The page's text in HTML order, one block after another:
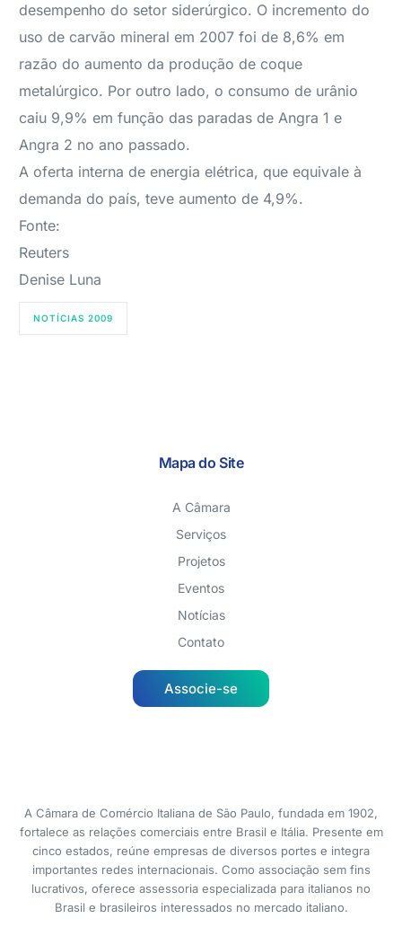
desempenho do setor siderúrgico. O incremento do
uso de carvão mineral em 2007 foi de 8,6% em
razão do aumento da produção de coque
metalúrgico. Por outro lado, o consumo de urânio
caiu 9,9% em função das paradas de Angra 1 e
Angra 2 no ano passado.
A oferta interna de energia elétrica, que equivale à
demanda do país, teve aumento de 4,9%.
Fonte:
Reuters
Denise Luna
NOTÍCIAS 2009
Mapa do Site
A Câmara
Serviços
Projetos
Eventos
Notícias
Contato
Associe-se
A Câmara de Comércio Italiana de São Paulo, fundada em 1902,
fortalece as relações comerciais entre Brasil e Itália. Presente em
cinco estados, reúne empresas de diversos portes e integra
importantes redes internacionais. Como associação sem fins
lucrativos, oferece assessoria especializada para italianos no
Brasil e brasileiros interessados no mercado italiano.